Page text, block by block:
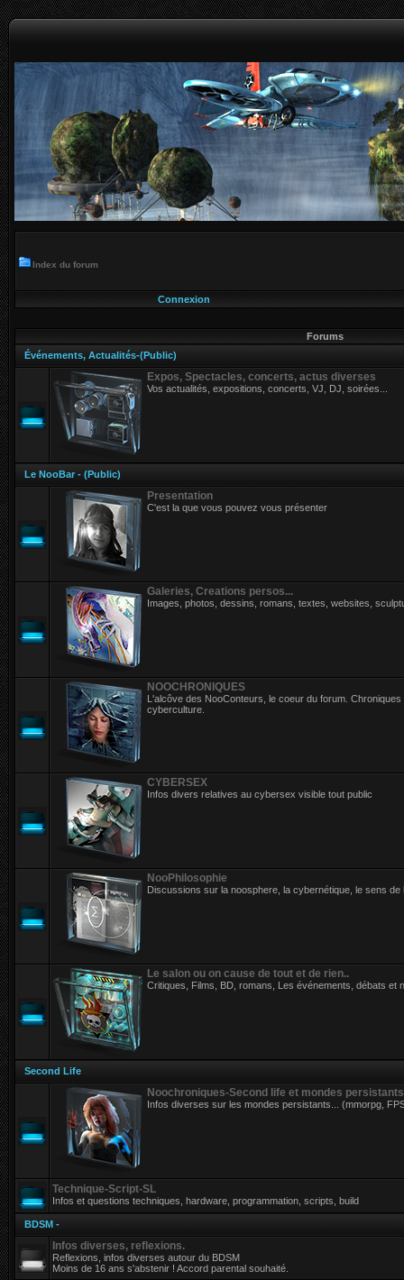
Index du forum
Connexion
Forums
Événements, Actualités-(Public)
Expos, Spectacles, concerts, actus diverses
Vos actualités, expositions, concerts, VJ, DJ, soirées...
Le NooBar - (Public)
Presentation
C'est la que vous pouvez vous présenter
Galeries, Creations persos...
Images, photos, dessins, romans, textes, websites,
NOOCHRONIQUES
L'alcôve des NooConteurs, le coeur du forum.
cyberculture.
CYBERSEX
Infos divers relatives au cybersex visible tout public
NooPhilosophie
Discussions sur la noosphere, la cybernétique, le sens de
Le salon ou on cause de tout et de rien..
Critiques, Films, BD, romans, Les événements, débats et
Second Life
Noochroniques-Second life et mondes persistants
Infos diverses sur les mondes persistants... (mmorpg,
Technique-Script-SL
Infos et questions techniques, hardware, programmation, scripts, build
BDSM -
Infos diverses, reflexions.
Reflexions, infos diverses autour du BDSM
Moins de 16 ans s'abstenir ! Accord parental souhaité.